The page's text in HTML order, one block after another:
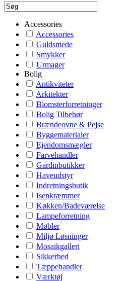
Accessories
Accessories
Guldsmede
Smykker
Urmager
Bolig
Antikviteter
Arkitekter
Blomsterforretninger
Bolig Tilbehør
Brændeovne & Pejse
Byggematerialer
Ejendomsmægler
Farvehandler
Gardinbutikker
Haveudstyr
Indretningsbutik
Isenkræmmer
Køkken/Badeværelse
Lampeforretning
Møbler
Miljø Løsninger
Mosaikgalleri
Sikkerhed
Tæppehandler
Værktøj